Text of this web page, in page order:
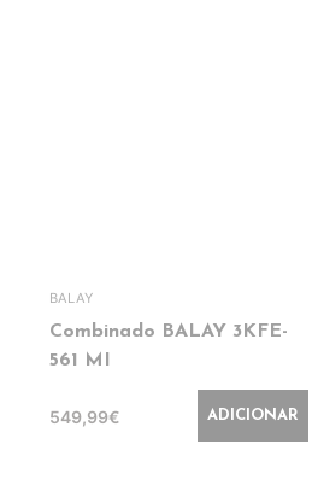
BALAY
Combinado BALAY 3KFE-
561 MI
549,99€ ADICIONAR